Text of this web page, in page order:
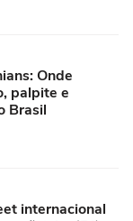
Onde
palpite e
Brasil
internacional